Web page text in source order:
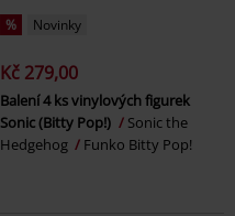
% Novinky
Kč 279,00
Balení 4 ks vinylových figurek
Sonic (Bitty Pop!)
Sonic the
Hedgehog
Funko Bitty Pop!